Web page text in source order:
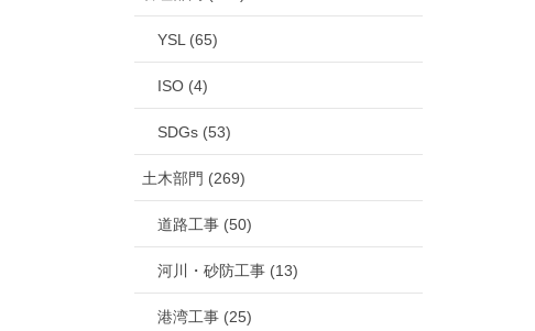
YSL (65)
ISO (4)
SDGs (53)
土木部門 (269)
道路工事 (50)
河川・砂防工事 (13)
港湾工事 (25)